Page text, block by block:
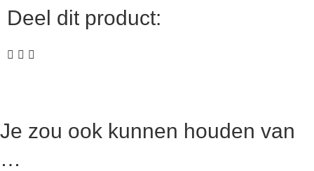
Deel dit product:
Je zou ook kunnen houden van
…